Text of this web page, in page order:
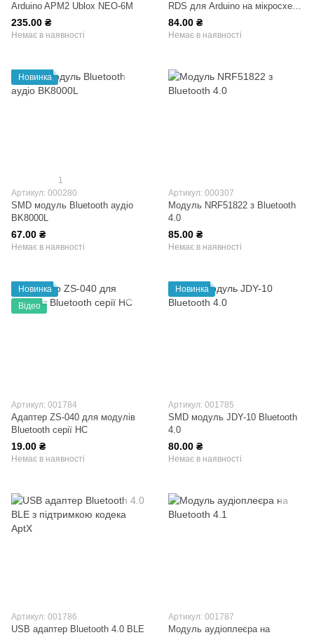
Arduino APM2 Ublox NEO-6M
235.00 ₴
Немає в наявності
RDS для Arduino на мікросхемі
Si4703
84.00 ₴
Немає в наявності
Новинка
1
Артикул: 000280
SMD модуль Bluetooth аудіо
BK8000L
67.00 ₴
Немає в наявності
Артикул: 000307
Модуль NRF51822 з Bluetooth
4.0
85.00 ₴
Немає в наявності
Новинка
Відео
Артикул: 001784
Адаптер ZS-040 для модулів
Bluetooth серії HC
19.00 ₴
Немає в наявності
Новинка
Артикул: 001785
SMD модуль JDY-10 Bluetooth
4.0
80.00 ₴
Немає в наявності
Артикул: 001786
USB адаптер Bluetooth 4.0 BLE
Артикул: 001787
Модуль аудіоплеєра на